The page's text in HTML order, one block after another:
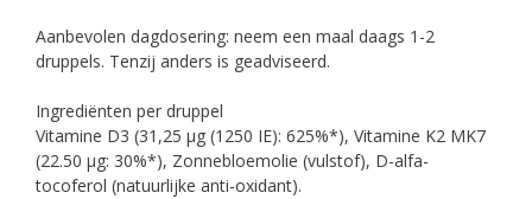
Aanbevolen dagdosering: neem een maal daags 1-2
druppels. Tenzij anders is geadviseerd.
Ingrediënten per druppel
Vitamine D3 (31,25 µg (1250 IE): 625%*), Vitamine K2 MK7
(22.50 µg: 30%*), Zonnebloemolie (vulstof), D-alfa-
tocoferol (natuurlijke anti-oxidant).